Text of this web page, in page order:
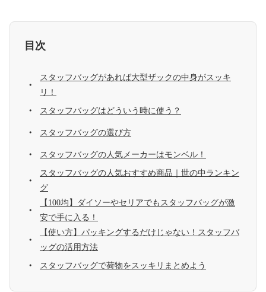
目次
スタッフバッグがあれば大型ザックの中身がスッキ
リ！
スタッフバッグはどういう時に使う？
スタッフバッグの選び方
スタッフバッグの人気メーカーはモンベル！
スタッフバッグの人気おすすめ商品｜世の中ランキン
グ
【100均】ダイソーやセリアでもスタッフバッグが激
安で手に入る！
【使い方】パッキングするだけじゃない！スタッフバ
ッグの活用方法
スタッフバッグで荷物をスッキリまとめよう